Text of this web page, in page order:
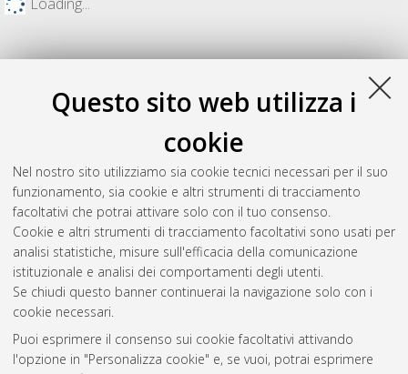
Questo sito web utilizza i
cookie
Nel nostro sito utilizziamo sia cookie tecnici necessari per il suo
funzionamento, sia cookie e altri strumenti di tracciamento
facoltativi che potrai attivare solo con il tuo consenso.
Cookie e altri strumenti di tracciamento facoltativi sono usati per
analisi statistiche, misure sull'efficacia della comunicazione
istituzionale e analisi dei comportamenti degli utenti.
Se chiudi questo banner continuerai la navigazione solo con i
cookie necessari.
Puoi esprimere il consenso sui cookie facoltativi attivando
l'opzione in "Personalizza cookie" e, se vuoi, potrai esprimere
Gestione del documento:
Atom
Rss 1.0